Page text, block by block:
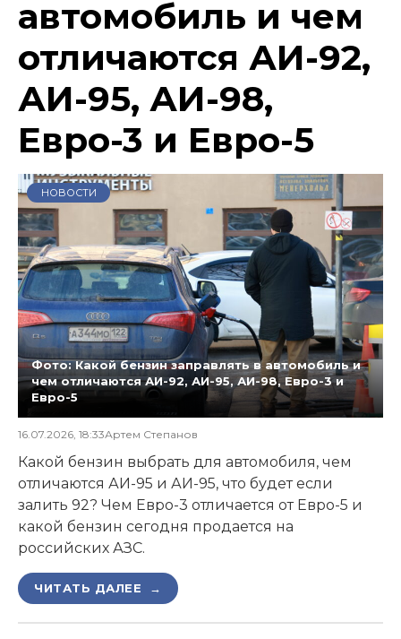
автомобиль и чем
отличаются АИ-92,
АИ-95, АИ-98,
Евро-3 и Евро-5
НОВОСТИ
Фото: Какой бензин заправлять в автомобиль и
чем отличаются АИ-92, АИ-95, АИ-98, Евро-3 и
Евро-5
16.07.2026, 18:33Артем Степанов
Какой бензин выбрать для автомобиля, чем
отличаются АИ-95 и АИ-95, что будет если
залить 92? Чем Евро-3 отличается от Евро-5 и
какой бензин сегодня продается на
российских АЗС.
ЧИТАТЬ ДАЛЕЕ →